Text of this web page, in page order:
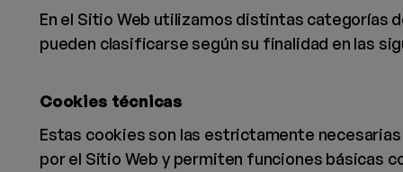
En el Sitio Web utilizamos distintas categorías
pueden clasificarse según su finalidad en las
Cookies técnicas
Estas cookies son las estrictamente necesarias
por el Sitio Web y permiten funciones básicas